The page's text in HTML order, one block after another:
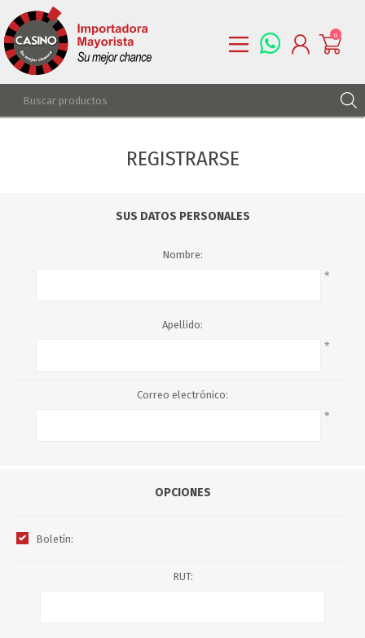
0
REGISTRARSE
SUS DATOS PERSONALES
Nombre:
*
Apellido:
*
Correo electrónico:
*
OPCIONES
Boletín:
RUT: